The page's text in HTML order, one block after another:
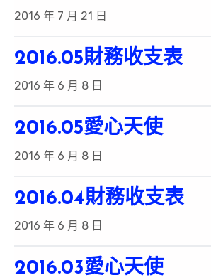
2016 年 7 月 21 日
2016.05財務收支表
2016 年 6 月 8 日
2016.05愛心天使
2016 年 6 月 8 日
2016.04財務收支表
2016 年 6 月 8 日
2016.03愛心天使